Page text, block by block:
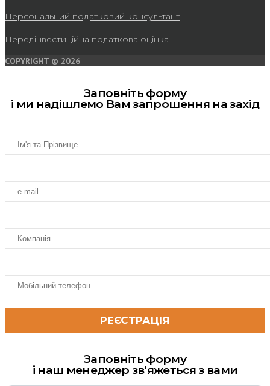
Персональний податковий консультант
Передінвестиційна податкова оцінка
COPYRIGHT © 2026
Заповніть форму
і ми надішлемо Вам запрошення на захід
Заповніть форму
і наш менеджер зв'яжеться з вами